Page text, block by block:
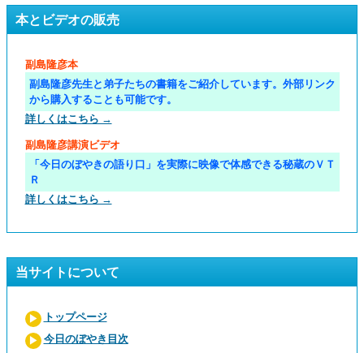
本とビデオの販売
副島隆彦本
副島隆彦先生と弟子たちの書籍をご紹介しています。外部リンク
から購入することも可能です。
詳しくはこちら →
副島隆彦講演ビデオ
「今日のぼやきの語り口」を実際に映像で体感できる秘蔵のＶＴ
Ｒ
詳しくはこちら →
当サイトについて
トップページ
今日のぼやき目次